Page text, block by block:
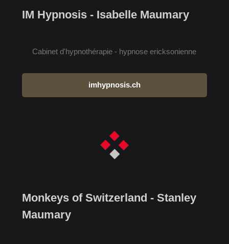
IM Hypnosis - Isabelle Maumary
Cabinet d'hypnothérapie - hypnose ericksonienne
imhypnosis.ch
Monkeys of Switzerland - Stanley
Maumary